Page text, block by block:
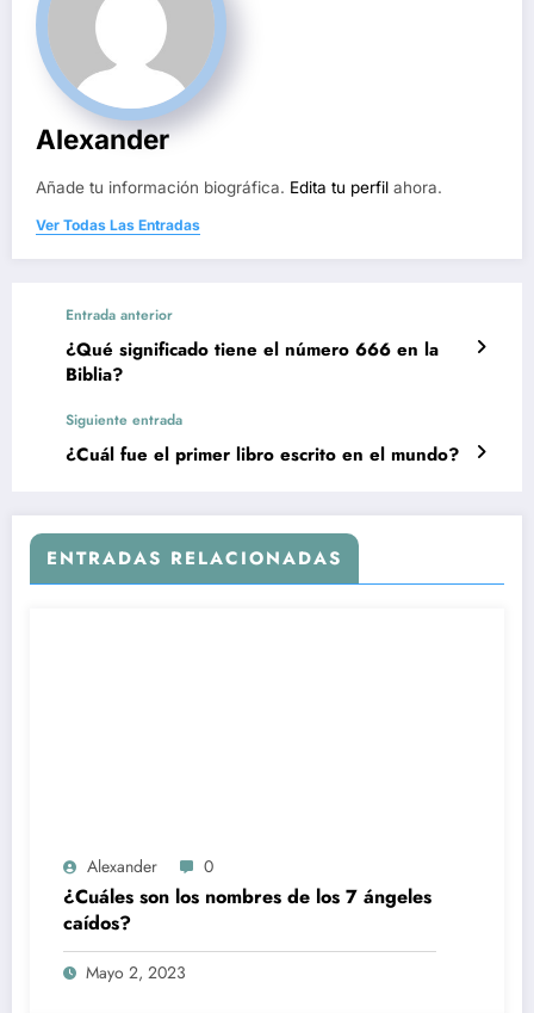
Alexander
Añade tu información biográfica. Edita tu perfil ahora.
Ver Todas Las Entradas
Entrada anterior
¿Qué significado tiene el número 666 en la
Biblia?
Siguiente entrada
¿Cuál fue el primer libro escrito en el mundo?
ENTRADAS RELACIONADAS
Alexander 0
¿Cuáles son los nombres de los 7 ángeles
caídos?
Mayo 2, 2023